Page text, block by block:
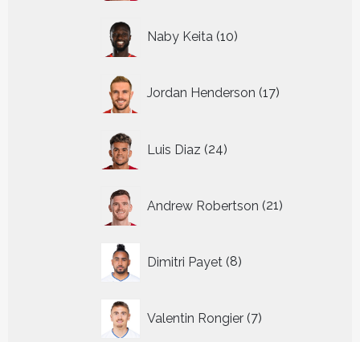
Naby Keita 10
producten
Jordan Henderson 17
producten
Luis Diaz 24
producten
Andrew Robertson 21
producten
Dimitri Payet 8
producten
Valentin Rongier 7
producten